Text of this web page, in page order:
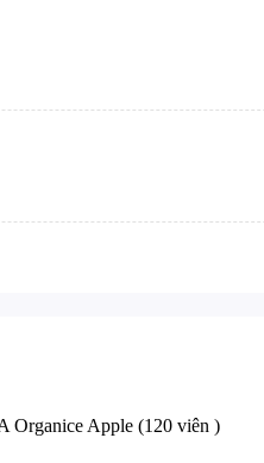
Organice Apple (1 20 viên )